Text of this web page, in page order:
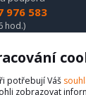
976 583
hod.)
potřebují Váš
zobrazovat